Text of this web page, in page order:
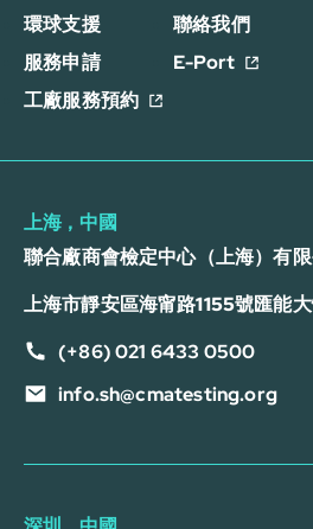
環球支援
聯絡我們
服務申請
E-Port
工廠服務預約
上海，中國
聯合廠商會檢定中心（上海）有
上海市靜安區海甯路1155號匯能
(+86) 021 6433 0500
info.sh@cmatesting.org